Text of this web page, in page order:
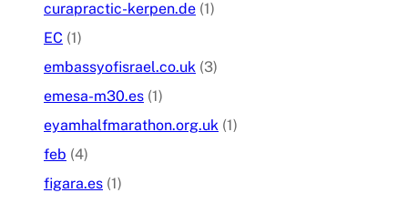
curapractic-kerpen.de (1)
EC (1)
embassyofisrael.co.uk (3)
emesa-m30.es (1)
eyamhalfmarathon.org.uk (1)
feb (4)
figara.es (1)